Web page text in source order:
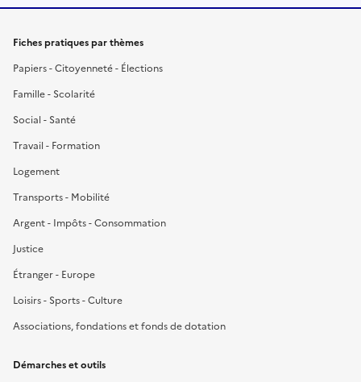
Fiches pratiques par thèmes
Papiers - Citoyenneté - Élections
Famille - Scolarité
Social - Santé
Travail - Formation
Logement
Transports - Mobilité
Argent - Impôts - Consommation
Justice
Étranger - Europe
Loisirs - Sports - Culture
Associations, fondations et fonds de dotation
Démarches et outils